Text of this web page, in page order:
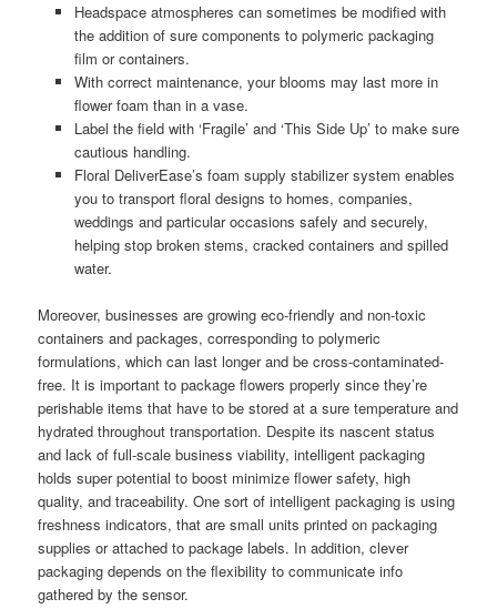
Headspace atmospheres can sometimes be modified with
the addition of sure components to polymeric packaging
film or containers.
With correct maintenance, your blooms may last more in
flower foam than in a vase.
Label the field with ‘Fragile’ and ‘This Side Up’ to make sure
cautious handling.
Floral DeliverEase’s foam supply stabilizer system enables
you to transport floral designs to homes, companies,
weddings and particular occasions safely and securely,
helping stop broken stems, cracked containers and spilled
water.
Moreover, businesses are growing eco-friendly and non-toxic
containers and packages, corresponding to polymeric
formulations, which can last longer and be cross-contaminated-
free. It is important to package flowers properly since they’re
perishable items that have to be stored at a sure temperature and
hydrated throughout transportation. Despite its nascent status
and lack of full-scale business viability, intelligent packaging
holds super potential to boost minimize flower safety, high
quality, and traceability. One sort of intelligent packaging is using
freshness indicators, that are small units printed on packaging
supplies or attached to package labels. In addition, clever
packaging depends on the flexibility to communicate info
gathered by the sensor.